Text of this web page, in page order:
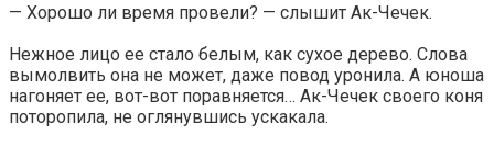
— Хорошо ли время провели? — слышит Ак-Чечек.
Нежное лицо ее стало белым, как сухое дерево. Слова
вымолвить она не может, даже повод уронила. А юноша
нагоняет ее, вот-вот поравняется… Ак-Чечек своего коня
поторопила, не оглянувшись ускакала.